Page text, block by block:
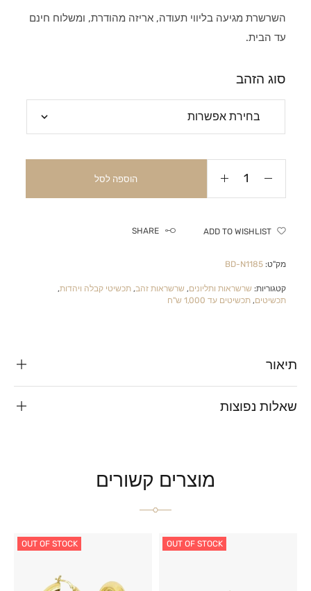
השרשרת מגיעה בליווי תעודה, אריזה מהודרת, ומשלוח חינם
עד הבית.
סוג הזהב
הוספה לסל
ADD TO WISHLIST
SHARE
מק"ט:BD-N1185
קטגוריות: שרשראות ותליונים, שרשראות זהב,תכשיטי קבלה ויהדות,
תכשיטים,תכשיטים עד 1,000 ש"ח
תיאור
שאלות נפוצות
מוצרים קשורים
OUT OF STOCK
OUT OF STOCK